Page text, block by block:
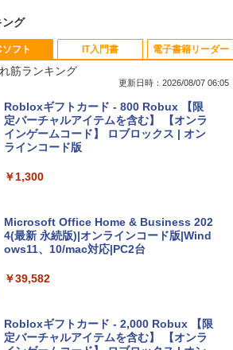
グ
Apple 2026 MacBook Neo A18 Proチッ
プ搭載13インチノートブック：AIとAppl
e Intelligence、Liquid Retinaディスプ
レイ、8GBメモリ、512GB SSD、1080p
ィゴ + 3年延長 AppleCare+ for 13インチ
￥162,598
ンケース Dell NEC Lavie ASUS HP dyna
￥2,952
フト
筋ランキング
更新日時：2026/08/07 06:05
Robloxギフトカード - 800 Robux 【限
定バーチャルアイテムを含む】 【オンラ
インゲームコード】 ロブロックス | オン
ラインコード版
￥1,300
Microsoft Office Home & Business 202
4(最新 永続版)|オンラインコード版|Wind
ows11、10/mac対応|PC2台
￥39,582
Robloxギフトカード - 2,000 Robux 【限
定バーチャルアイテムを含む】 【オンラ
IT入門書 電子書籍リーダー